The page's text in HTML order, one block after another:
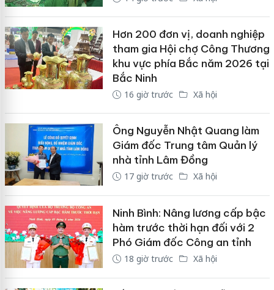
Hơn 200 đơn vị, doanh nghiệp
tham gia Hội chợ Công Thương
khu vực phía Bắc năm 2026 tại
Bắc Ninh
16 giờ trước Xã hội
Ông Nguyễn Nhật Quang làm
Giám đốc Trung tâm Quản lý
nhà tỉnh Lâm Đồng
17 giờ trước Xã hội
Ninh Bình: Nâng lương cấp bậc
hàm trước thời hạn đối với 2
Phó Giám đốc Công an tỉnh
18 giờ trước Xã hội